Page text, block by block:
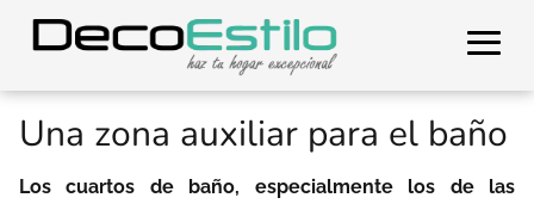
Una zona auxiliar para el baño
Los cuartos de baño, especialmente los de las